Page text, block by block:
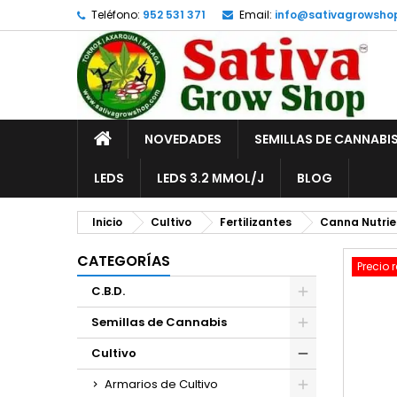
Teléfono: 952 531 371 Email:
INICIONOVEDADES SEMILLAS DE CANNABIS
LEDS LEDS 3.2 ΜMOL/J BLOG
Inicio Cultivo Fertilizantes Canna
CATEGORÍAS
C.B.D.
Semillas de Cannabis
Cultivo
Armarios de Cultivo
Precio